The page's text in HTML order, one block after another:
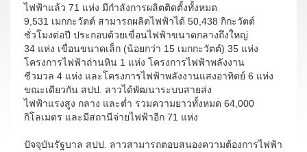
ไฟฟ้าแล้ว 71 แห่ง มีกำลังการผลิตติดตั้งทั้งหมด
9,531 เมกกะวัตต์ สามารถผลิตไฟฟ้าได้ 50,438 กิกะวัตต์
ชั่วโมงต่อปี ประกอบด้วยเขื่อนไฟฟ้าขนาดกลางถึงใหญ่
34 แห่ง เขื่อนขนาดเล็ก (น้อยกว่า 15 เมกกะวัตต์) 35 แห่ง
โครงการไฟฟ้าถ่านหิน 1 แห่ง โครงการไฟฟ้าพลังงาน
ชีวมวล 4 แห่ง และโครงการไฟฟ้าพลังงานแสงอาทิตย์ 6 แห่ง
ขณะเดียวกัน สปป. ลาวได้พัฒนาระบบสายส่ง
ไฟฟ้าแรงสูง กลาง และต่ำ รวมความยาวทั้งหมด 64,000
กิโลเมตร และมีสถานีจ่ายไฟฟ้าอีก 71 แห่ง
ปัจจุบันรัฐบาล สปป. ลาวสามารถตอบสนองความต้องการไฟฟ้า